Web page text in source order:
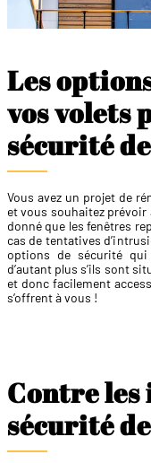
Les
vos volets
sécurité
Vous avez un projet de
et vous souhaitez
donné que les fenêtres
cas de tentatives
options de sécurité
d’autant plus s’ils sont
et donc facilement
s’offrent à vous !
Contre
sécurité